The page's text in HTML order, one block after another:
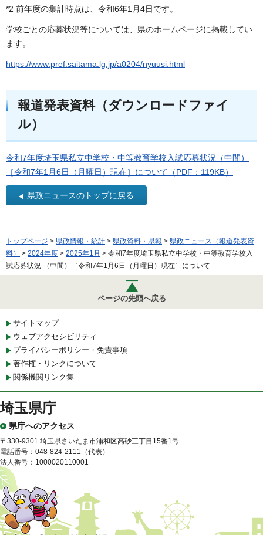
*2 前年度の集計時点は、令和6年1月4日です。
学校ごとの応募状況等については、県のホームページに掲載してい
ます。
https://www.pref.saitama.lg.jp/a0204/nyuusi.html
報道発表資料（ダウンロードファイ
ル）
令和7年度埼玉県私立中学校・中等教育学校入試応募状況（中間）
［令和7年1月6日（月曜日）現在］について（PDF：119KB）
県政ニュースのトップに戻る
トップページ > 県政情報・統計 > 県政資料・県報 > 県政ニュース（報道発表資
料）
> 2024年度 > 2025年1月 > 令和7年度埼玉県私立中学校・中等教育学校入
試応募状況 （中間）［令和7年1月6日（月曜日）現在］について
ページの先頭へ戻る
サイトマップ
ウェブアクセシビリティ
プライバシーポリシー・免責事項
著作権・リンクについて
関係機関リンク集
埼玉県庁
県庁へのアクセス
〒330-9301 埼玉県さいたま市浦和区高砂三丁目15番1号
電話番号：048-824-2111（代表）
法人番号：1000020110001